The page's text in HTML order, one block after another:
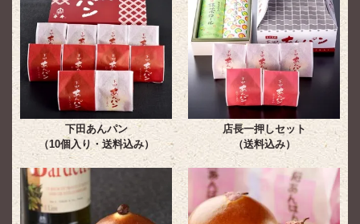
下田あんパン
（10個入り・送料込み）
店長一押しセット
（送料込み）